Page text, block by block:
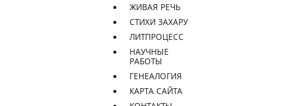
ЖИВАЯ РЕЧЬ
СТИХИ ЗАХАРУ
ЛИТПРОЦЕСС
НАУЧНЫЕ
РАБОТЫ
ГЕНЕАЛОГИЯ
КАРТА САЙТА